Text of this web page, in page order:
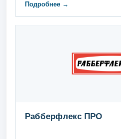
Подробнее →
Рабберфлекс ПРО